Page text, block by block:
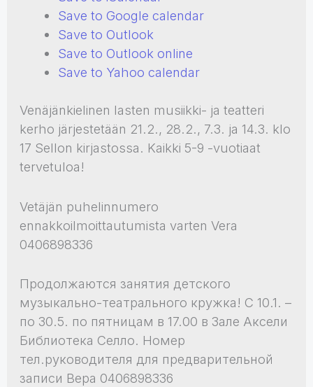
Save to Google calendar
Save to Outlook
Save to Outlook online
Save to Yahoo calendar
Venäjänkielinen lasten musiikki- ja teatteri
kerho järjestetään 21.2., 28.2., 7.3. ja 14.3. klo
17 Sellon kirjastossa. Kaikki 5-9 -vuotiaat
tervetuloa!
Vetäjän puhelinnumero
ennakkoilmoittautumista varten Vera
0406898336
Продолжаются занятия детского
музыкально-театрального кружка! С 10.1. –
по 30.5. по пятницам в 17.00 в Зале Аксели
Библиотека Селло. Номер
тел.руководителя для предварительной
записи Вера 0406898336